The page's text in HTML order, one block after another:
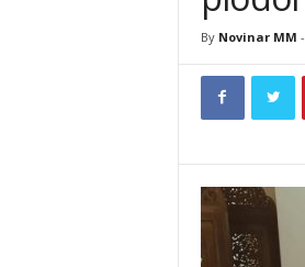
By Novinar MM -